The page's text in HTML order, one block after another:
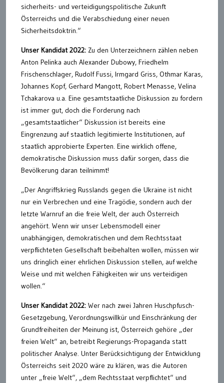
sicherheits- und verteidigungspolitische Zukunft
Österreichs und die Verabschiedung einer neuen
Sicherheitsdoktrin.“
Unser Kandidat 2022: Zu den Unterzeichnern zählen neben
Anton Pelinka auch Alexander Dubowy, Friedhelm
Frischenschlager, Rudolf Fussi, Irmgard Griss, Othmar Karas,
Johannes Kopf, Gerhard Mangott, Robert Menasse, Velina
Tchakarova u.a. Eine gesamtstaatliche Diskussion zu fordern
ist immer gut, doch die Forderung nach
„gesamtstaatlicher“ Diskussion ist bereits eine
Eingrenzung auf staatlich legitimierte Institutionen, auf
staatlich approbierte Experten. Eine wirklich offene,
demokratische Diskussion muss dafür sorgen, dass die
Bevölkerung daran teilnimmt!
„Der Angriffskrieg Russlands gegen die Ukraine ist nicht
nur ein Verbrechen und eine Tragödie, sondern auch der
letzte Warnruf an die freie Welt, der auch Österreich
angehört. Wenn wir unser Lebensmodell einer
unabhängigen, demokratischen und dem Rechtsstaat
verpflichteten Gesellschaft beibehalten wollen, müssen wir
uns dringlich einer ehrlichen Diskussion stellen, auf welche
Weise und mit welchen Fähigkeiten wir uns verteidigen
wollen.“
Unser Kandidat 2022: Wer nach zwei Jahren Huschpfusch-
Gesetzgebung, Verordnungswillkür und Einschränkung der
Grundfreiheiten der Meinung ist, Österreich gehöre „der
freien Welt“ an, betreibt Regierungs-Propaganda statt
politischer Analyse. Unter Berücksichtigung der Entwicklung
Österreichs seit 2020 wäre zu klären, was die Autoren
unter „freie Welt“, „dem Rechtsstaat verpflichtet“ und